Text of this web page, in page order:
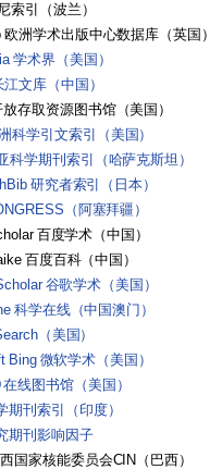
索引（波兰）
欧洲学术出版中心数据库（英国）
学术界（美国）
文库（中国）
存取资源图书馆（美国）
科学引文索引（美国）
科学期刊索引（哈萨克斯坦）
研究者索引（日本）
（阿塞拜疆）
百度学术（中国）
百度百科（中国）
谷歌学术（美国）
科学在线（中国澳门）
（美国）
Bing 微软学术（美国）
线图书馆（美国）
期刊索引（印度）
期刊影响因子
国家核能委员会CIN（巴西）